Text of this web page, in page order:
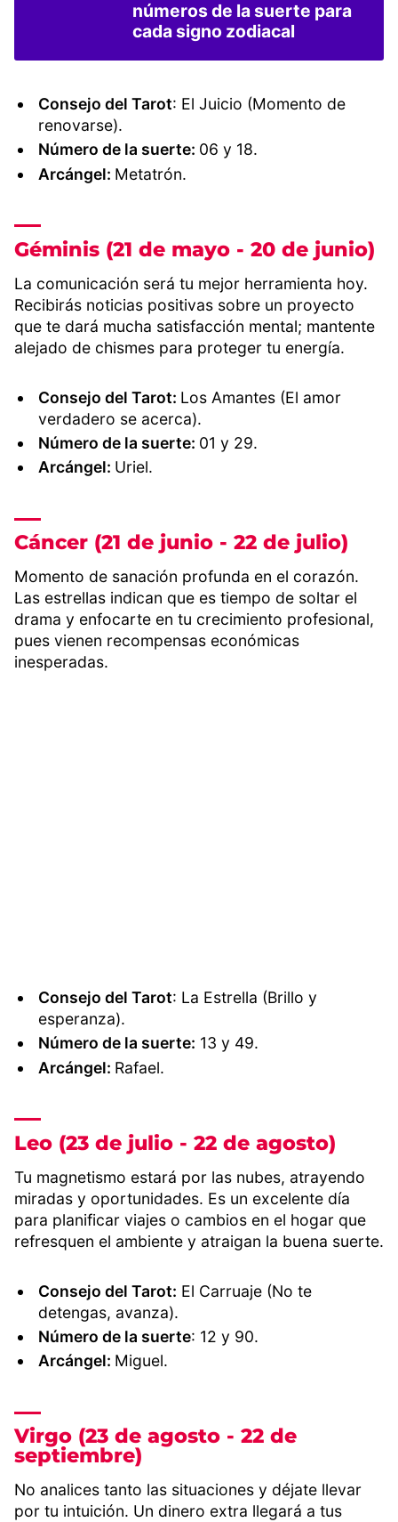
números de la suerte para
cada signo zodiacal
Consejo del Tarot: El Juicio (Momento de
renovarse).
Número de la suerte: 06 y 18.
Arcángel: Metatrón.
Géminis (21 de mayo - 20 de junio)
La comunicación será tu mejor herramienta hoy.
Recibirás noticias positivas sobre un proyecto
que te dará mucha satisfacción mental; mantente
alejado de chismes para proteger tu energía.
Consejo del Tarot: Los Amantes (El amor
verdadero se acerca).
Número de la suerte: 01 y 29.
Arcángel: Uriel.
Cáncer (21 de junio - 22 de julio)
Momento de sanación profunda en el corazón.
Las estrellas indican que es tiempo de soltar el
drama y enfocarte en tu crecimiento profesional,
pues vienen recompensas económicas
inesperadas.
Consejo del Tarot: La Estrella (Brillo y
esperanza).
Número de la suerte: 13 y 49.
Arcángel: Rafael.
Leo (23 de julio - 22 de agosto)
Tu magnetismo estará por las nubes, atrayendo
miradas y oportunidades. Es un excelente día
para planificar viajes o cambios en el hogar que
refresquen el ambiente y atraigan la buena suerte.
Consejo del Tarot: El Carruaje (No te
detengas, avanza).
Número de la suerte: 12 y 90.
Arcángel: Miguel.
Virgo (23 de agosto - 22 de
septiembre)
No analices tanto las situaciones y déjate llevar
por tu intuición. Un dinero extra llegará a tus